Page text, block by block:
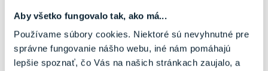
Aby všetko fungovalo tak, ako má...
Používame súbory cookies. Niektoré sú nevyhnutné pre
správne fungovanie nášho webu, iné nám pomáhajú
lepšie spoznať, čo Vás na našich stránkach zaujalo, a
Chránič lakťov G-Form Pro-X4 Elbow
-30 %
69,95 €
48,97 €
Pohlavie
Farba